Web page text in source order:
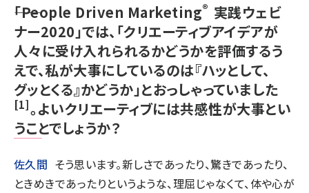
――「People Driven Marketing® 実践ウェビ
ナー2020」では、「クリエーティブアイデアが
人々に受け入れられるかどうかを評価するう
えで、私が大事にしているのは『ハッとして、
グッとくる』かどうか」とおっしゃっていました
[1]。よいクリエーティブには共感性が大事とい
うことでしょうか？
佐久間 そう思います。新しさであったり、驚きであったり、
ときめきであったりというような、理屈じゃなくて、体や心が